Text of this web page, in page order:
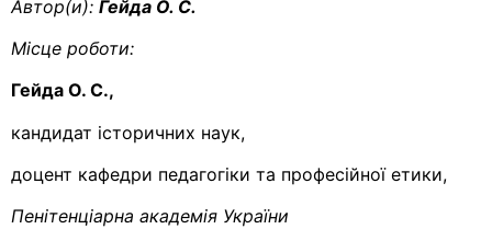
Автор(и): Гейда О. С.
Місце роботи:
Гейда О. С.,
кандидат історичних наук,
доцент кафедри педагогіки та професійної етики,
Пенітенціарна академія України